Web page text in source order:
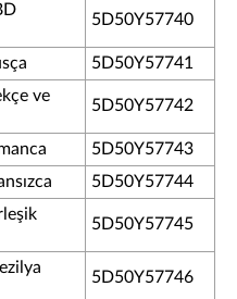
5D50Y57740
5D50Y57741
ve
5D50Y57742
5D50Y57743
5D50Y57744
5D50Y57745
5D50Y57746